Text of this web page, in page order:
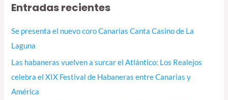
Entradas recientes
Se presenta el nuevo coro Canarias Canta Casino de La
Laguna
Las habaneras vuelven a surcar el Atlántico: Los Realejos
celebra el XIX Festival de Habaneras entre Canarias y
América